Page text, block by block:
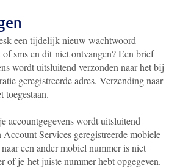
een tijdelijk nieuw wachtwoord
of sms en dit niet ontvangen? Een brief
wordt uitsluitend verzonden naar het bij
geregistreerde adres. Verzending naar
toegestaan.
accountgegevens wordt uitsluitend
Account Services geregistreerde mobiele
een ander mobiel nummer is niet
of je het juiste nummer hebt opgegeven.